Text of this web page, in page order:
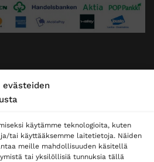
evästeiden
käytämme teknologioita, kuten
tai käyttääksemme laitetietoja. Näiden
meille mahdollisuuden käsitellä
tai yksilöllisiä tunnuksia tällä